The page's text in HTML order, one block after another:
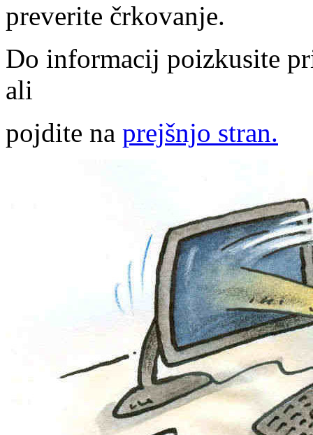
preverite črkovanje.
Do informacij poizkusite
ali
pojdite na prejšnjo stran.